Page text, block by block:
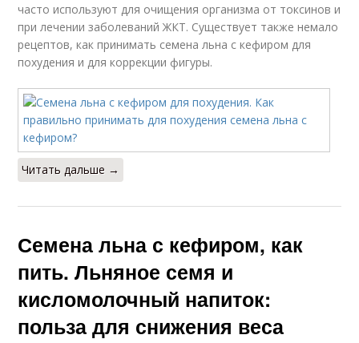
часто используют для очищения организма от токсинов и
при лечении заболеваний ЖКТ. Существует также немало
рецептов, как принимать семена льна с кефиром для
похудения и для коррекции фигуры.
Читать дальше →
Семена льна с кефиром, как
пить. Льняное семя и
кисломолочный напиток:
польза для снижения веса